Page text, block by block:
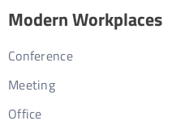
Modern Workplaces
Conference
Meeting
Office